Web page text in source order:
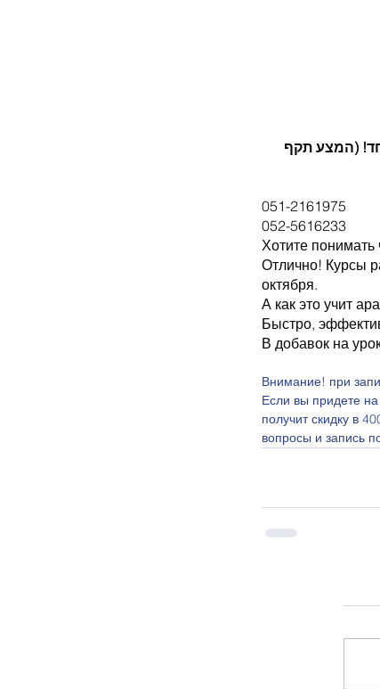
תקבלו 450 ש"ח הנחה לכל אחד! (המצע תקף
051-2161975
052-5616233
Хотите понимать
Отлично! Курсы
октября.
А как это учит
Быстро,
В добавок на
Внимание! при
Если вы придете
получит скидку в
вопросы и запись